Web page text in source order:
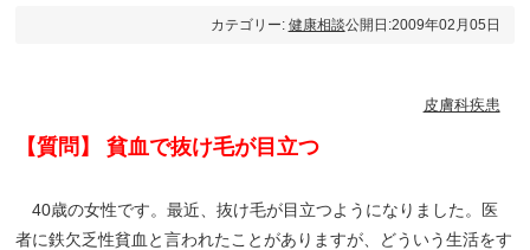
カテゴリー: 健康相談公開日:2009年02月05日
皮膚科疾患
【質問】 貧血で抜け毛が目立つ
40歳の女性です。最近、抜け毛が目立つようになりました。医
者に鉄欠乏性貧血と言われたことがありますが、どういう生活をす